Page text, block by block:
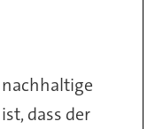
dass der